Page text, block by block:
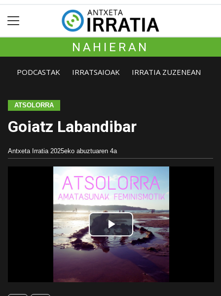
NAHIERAN
PODCASTAK IRRATSAIOAK IRRATIA ZUZENEAN
ATSOLORRA
Goiatz Labandibar
Antxeta Irratia 2025eko abuztuaren 4a